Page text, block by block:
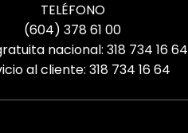
TELÉFONO
(604) 378 61 00
nacional: 318 734 16 64
al cliente: 318 734 16 64